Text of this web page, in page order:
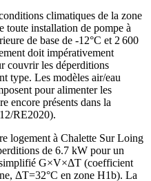
climatiques de la zone
toute installation de pompe à
de base de -12°C et 2 600
doit impérativement
couvrir les déperditions
type. Les modèles air/eau
pour alimenter les
encore présents dans la
RE2020).
logement à Chalette Sur Loing
de 6.7 kW pour un
G×V×ΔT (coefficient
ΔT=32°C en zone H1b). La